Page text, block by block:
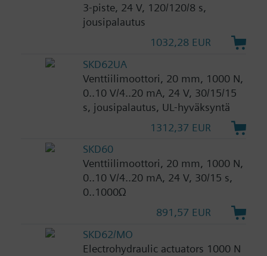
3-piste, 24 V, 120/120/8 s,
jousipalautus
1032,28 EUR
SKD62UA
Venttiilimoottori, 20 mm, 1000 N,
0..10 V/4..20 mA, 24 V, 30/15/15
s, jousipalautus, UL-hyväksyntä
1312,37 EUR
SKD60
Venttiilimoottori, 20 mm, 1000 N,
0..10 V/4..20 mA, 24 V, 30/15 s,
0..1000Ω
891,57 EUR
SKD62/MO
Electrohydraulic actuators 1000 N